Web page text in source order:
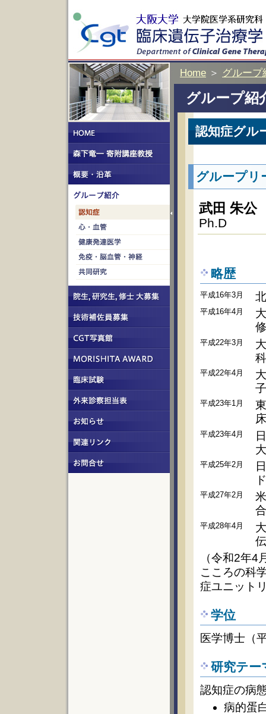
Home ＞ グループ
グループ紹
認知症グル
グループリ
武田 朱
Ph.D
略歴
平成16年3月
平成16年4月
平成22年3月
平成22年4月
平成23年1月
平成23年4月
平成25年2月
平成27年2月
平成28年4月
（令和2年
こころの科
症ユニット
学位
医学博士（
研究テー
認知症の病
病的蛋